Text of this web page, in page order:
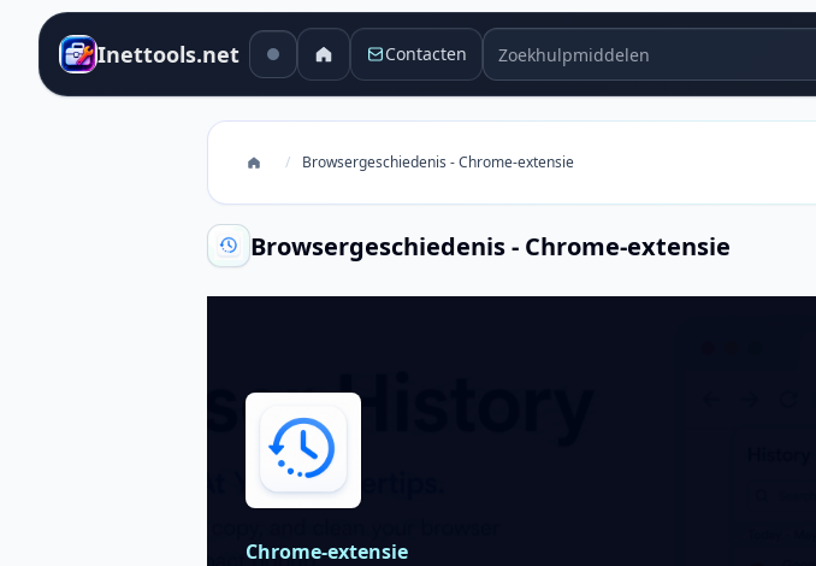
Inettools.net Contacten Zoekhulpmiddelen
/ Browsergeschiedenis - Chrome-extensie
Browsergeschiedenis - Chrome-extensie
Chrome-extensie